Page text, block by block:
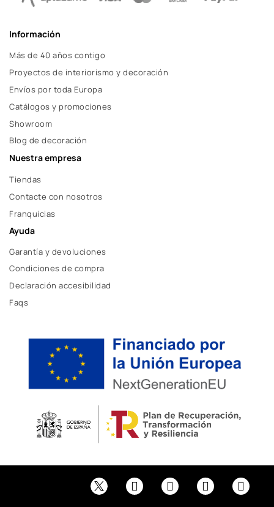
Información
Más de 40 años contigo
Proyectos de interiorismo y decoración
Envíos por toda Europa
Catálogos y promociones
Showroom
Blog de decoración
Nuestra empresa
Tiendas
Contacte con nosotros
Franquicias
Ayuda
Garantía y devoluciones
Condiciones de compra
Declaración accesibilidad
Faqs